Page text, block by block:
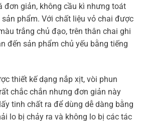
đơn giản, không cầu kì nhưng toát
sản phẩm. Với chất liệu vỏ chai được
trắng chủ đạo, trên thân chai ghi
đến sản phẩm chủ yếu bằng tiếng
thiết kế dạng nắp xịt, vòi phun
chắc chắn nhưng đơn giản này
tinh chất ra để dùng dễ dàng bằng
lo bị chảy ra và không lo bị các tác